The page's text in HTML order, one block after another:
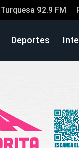
Turquesa 92.9 FM
Deportes